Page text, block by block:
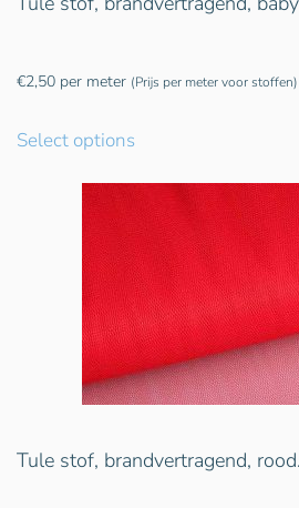
€2,50 per meter (Prijs per meter voor stoffen)
Select options
Tule stof, brandvertragend,